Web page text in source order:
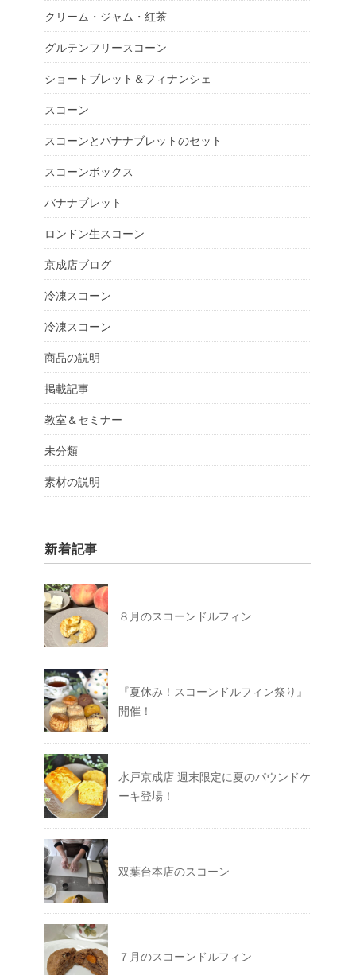
クリーム・ジャム・紅茶
グルテンフリースコーン
ショートブレット＆フィナンシェ
スコーン
スコーンとバナナブレットのセット
スコーンボックス
バナナブレット
ロンドン生スコーン
京成店ブログ
冷凍スコーン
冷凍スコーン
商品の説明
掲載記事
教室＆セミナー
未分類
素材の説明
新着記事
８月のスコーンドルフィン
『夏休み！スコーンドルフィン祭り』
開催！
水戸京成店 週末限定に夏のパウンドケ
ーキ登場！
双葉台本店のスコーン
７月のスコーンドルフィン